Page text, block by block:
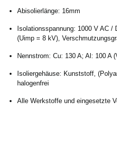
Abisolierlänge: 16mm
Isolationsspannung: 1000 V AC /
(Uimp = 8 kV),
Nennstrom: Cu: 130 A; Al: 100 A
Isoliergehäuse: Kunststoff,
halogenfrei
Alle Werkstoffe und eingesetzte